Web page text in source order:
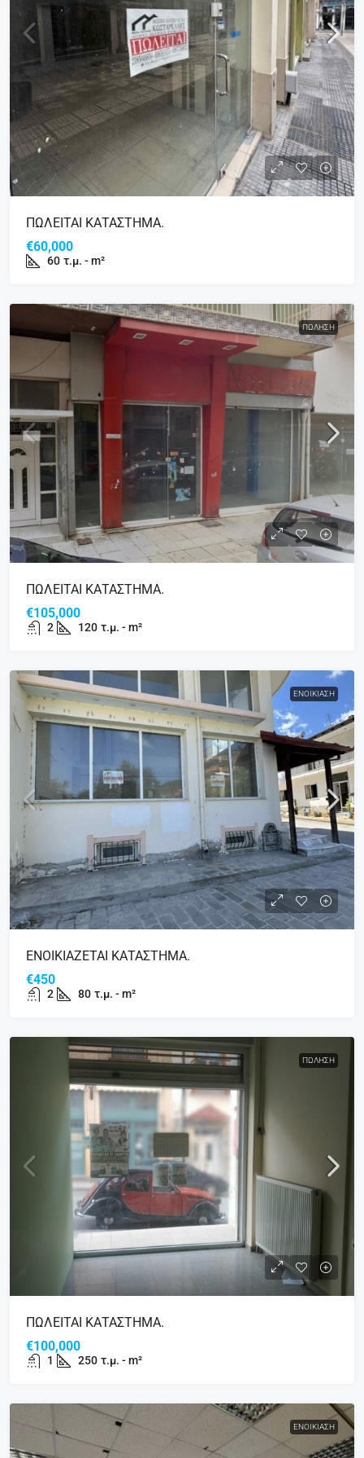
ΠΩΛΕΙΤΑΙ ΚΑΤΑΣΤΗΜΑ.
€60,000
60 τ.μ. - m²
ΠΏΛΗΣΗ
ΠΩΛΕΙΤΑΙ ΚΑΤΑΣΤΗΜΑ.
€105,000
2 120 τ.μ. - m²
ΕΝΟΙΚΊΑΣΗ
ΕΝΟΙΚΙΑΖΕΤΑΙ ΚΑΤΑΣΤΗΜΑ.
€450
2 80 τ.μ. - m²
ΠΏΛΗΣΗ
ΠΩΛΕΙΤΑΙ ΚΑΤΑΣΤΗΜΑ.
€100,000
1 250 τ.μ. - m²
ΕΝΟΙΚΊΑΣΗ